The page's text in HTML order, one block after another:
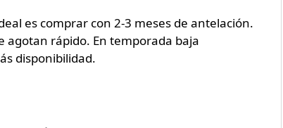
es comprar con 2-3 meses de antelación.
agotan rápido. En temporada baja
disponibilidad.